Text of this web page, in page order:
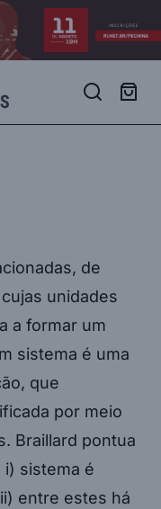
de
unidades
a formar um
sistema é uma
que
por meio
Braillard pontua
sistema é
entre estes há